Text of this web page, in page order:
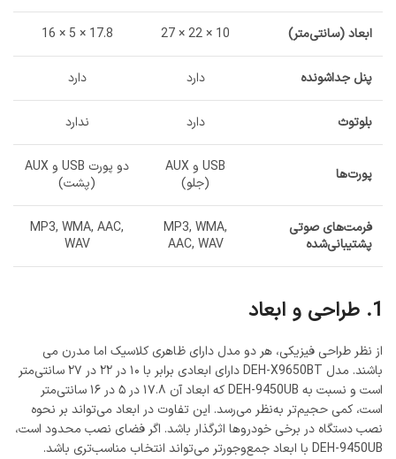
ابعاد (سانتی‌متر) 10 × 22 × 27
17.8 × 5 × 16
پنل جداشونده دارد دارد
بلوتوث دارد ندارد
پورت‌ها
USB و AUX
(جلو)
دو پورت USB و AUX
(پشت)
فرمت‌های صوتی
پشتیبانی‌شده
MP3, WMA,
AAC, WAV
MP3, WMA, AAC,
WAV
1. طراحی و ابعاد
از نظر طراحی فیزیکی، هر دو مدل دارای ظاهری کلاسیک اما مدرن می
باشند. مدل DEH-X9650BT دارای ابعادی برابر با ۱۰ در ۲۲ در ۲۷ سانتی‌متر
است و نسبت به DEH-9450UB که ابعاد آن ۱۷.۸ در ۵ در ۱۶ سانتی‌متر
است، کمی حجیم‌تر به‌نظر می‌رسد. این تفاوت در ابعاد می‌تواند بر نحوه
نصب دستگاه در برخی خودروها اثرگذار باشد. اگر فضای نصب محدود است،
DEH-9450UB با ابعاد جمع‌وجورتر می‌تواند انتخاب مناسب‌تری باشد.